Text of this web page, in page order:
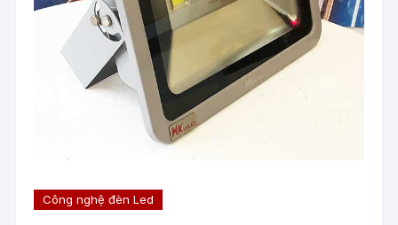
Công nghệ đèn Led